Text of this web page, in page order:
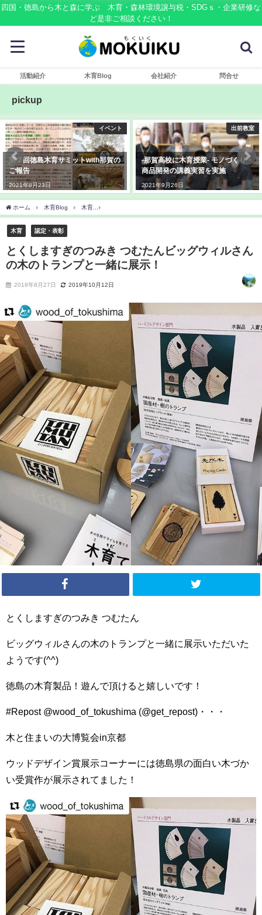
四国・徳島から木と森に学ぶ 木育・森林環境譲与税・SDGｓ・企業研修な
ど是非ご相談ください！
活動紹介 木育Blog 会社紹介 問合せ
pickup
出前教室
-那賀高校に木育授業- モノづくり・
商品開発の講義実習を実施
2021年9月26日
メディ
那賀高校と共同開発の木頭杉のス
マホスタンドを徳島新聞に掲載頂
きました
ホーム 木育Blog 木育
木育 認定・表彰
とくしますぎのつみき つむたんビッグウィルさん
の木のトランプと一緒に展示！
2018年8月27日 2019年10月12日
とくしますぎのつみき つむたん
ビッグウィルさんの木のトランプと一緒に展示いただいた
ようです(^^)
徳島の木育製品！遊んで頂けると嬉しいです！
#Repost @wood_of_tokushima (@get_repost)・・・
木と住まいの大博覧会in京都
ウッドデザイン賞展示コーナーには徳島県の面白い木づか
い受賞作が展示されてました！